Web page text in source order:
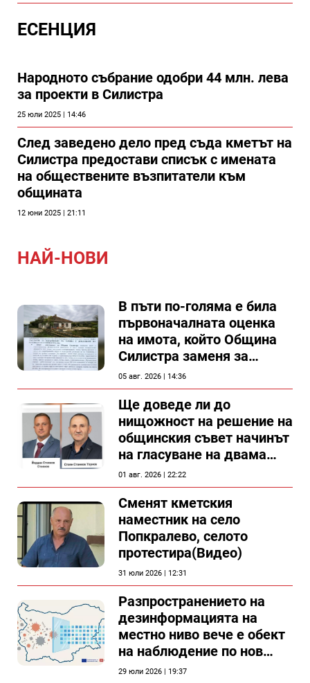
ЕСЕНЦИЯ
Народното събрание одобри 44 млн. лева
за проекти в Силистра
25 юли 2025 | 14:46
След заведено дело пред съда кметът на
Силистра предостави списък с имената
на обществените възпитатели към
общината
12 юни 2025 | 21:11
НАЙ-НОВИ
В пъти по-голяма е била
първоначалната оценка
на имота, който Община
Силистра заменя за
спирка, показват
документи
05 авг. 2026 | 14:36
Ще доведе ли до
нищожност на решение на
общинския съвет начинът
на гласуване на двама
съветници в Силистра?
01 авг. 2026 | 22:22
Сменят кметския
наместник на село
Попкралево, селото
протестира(Видео)
31 юли 2026 | 12:31
Разпространението на
дезинформацията на
местно ниво вече е обект
на наблюдение по нов
проект
29 юли 2026 | 19:37